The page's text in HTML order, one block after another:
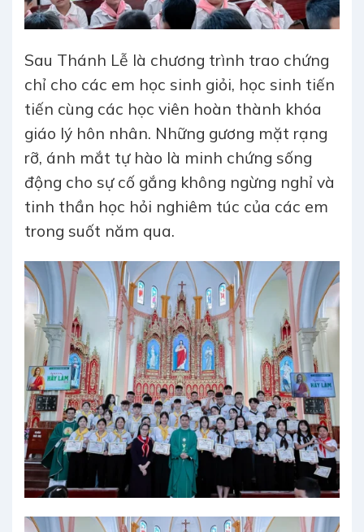
Sau Thánh Lễ là chương trình trao chứng
chỉ cho các em học sinh giỏi, học sinh tiến
tiến cùng các học viên hoàn thành khóa
giáo lý hôn nhân. Những gương mặt rạng
rỡ, ánh mắt tự hào là minh chứng sống
động cho sự cố gắng không ngừng nghỉ và
tinh thần học hỏi nghiêm túc của các em
trong suốt năm qua.